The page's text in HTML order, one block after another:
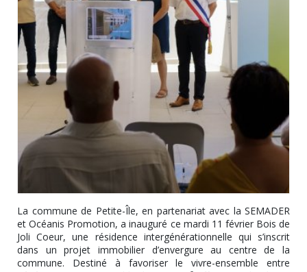
La commune de Petite-Île, en partenariat avec la SEMADER
et Océanis Promotion, a inauguré ce mardi 11 février Bois de
Joli Coeur, une résidence intergénérationnelle qui s’inscrit
dans un projet immobilier d’envergure au centre de la
commune. Destiné à favoriser le vivre-ensemble entre